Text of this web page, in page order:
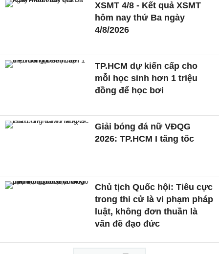
XSMT 4/8 - Kết quả XSMT
hôm nay thứ Ba ngày
4/8/2026
TP.HCM dự kiến cấp cho
mỗi học sinh hơn 1 triệu
đồng để học bơi
Giải bóng đá nữ VĐQG
2026: TP.HCM I tăng tốc
Chủ tịch Quốc hội: Tiêu cực
trong thi cử là vi phạm pháp
luật, không đơn thuần là
vấn đề đạo đức